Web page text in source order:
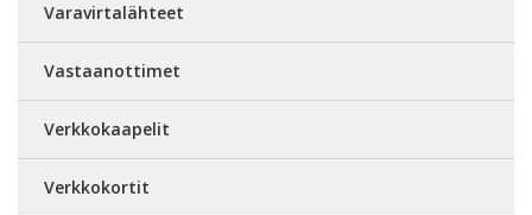
Varavirtalähteet
Vastaanottimet
Verkkokaapelit
Verkkokortit